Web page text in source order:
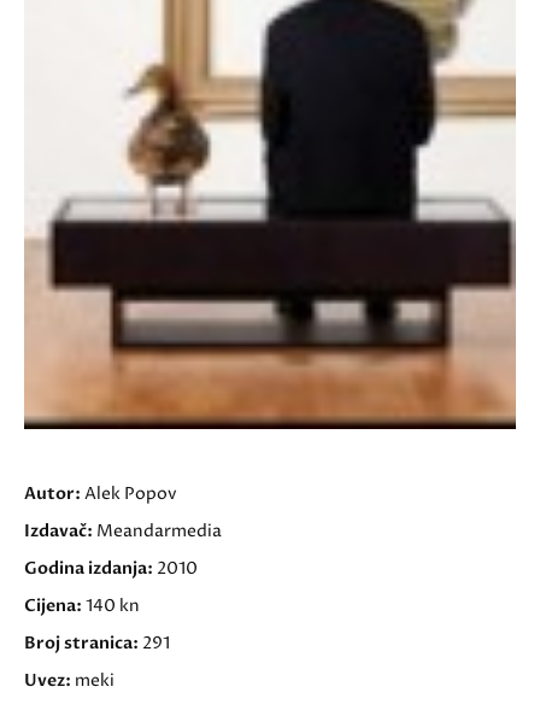
Autor: Alek Popov
Izdavač: Meandarmedia
Godina izdanja: 2010
Cijena: 140 kn
Broj stranica: 291
Uvez: meki